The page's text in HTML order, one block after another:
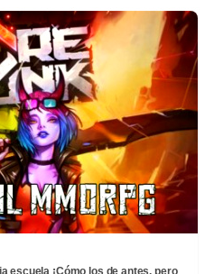
escuela ¡Cómo los de antes, pero